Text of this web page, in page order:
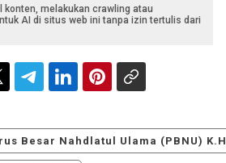
konten, melakukan crawling atau
AI di situs web ini tanpa izin tertulis dari
Besar Nahdlatul Ulama (PBNU)